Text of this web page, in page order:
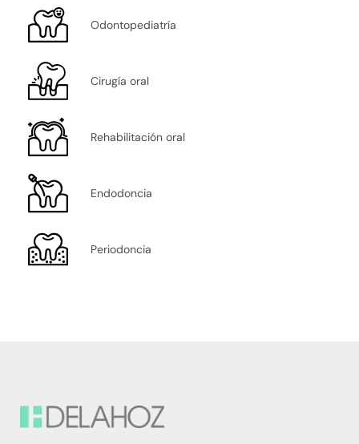
Odontopediatría
Cirugía oral
Rehabilitación oral
Endodoncia
Periodoncia